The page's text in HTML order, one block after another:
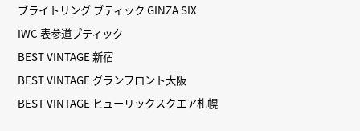
ブライトリング ブティック GINZA SIX
IWC 表参道ブティック
BEST VINTAGE 新宿
BEST VINTAGE グランフロント大阪
BEST VINTAGE ヒューリックスクエア札幌